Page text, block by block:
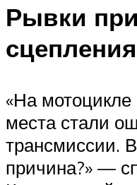
Рывки
сцепления
«На
места стали
трансмиссии.
причина?» —